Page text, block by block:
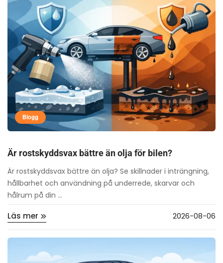
Blogg
Är rostskyddsvax bättre än olja för bilen?
Är rostskyddsvax bättre än olja? Se skillnader i inträngning,
hållbarhet och användning på underrede, skarvar och
hålrum på din ...
Läs mer 2026-08-06